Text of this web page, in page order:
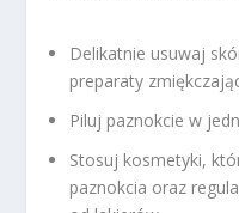
Delikatnie usuwaj
preparaty
Piluj paznokcie w
Stosuj kosmetyki,
paznokcia oraz